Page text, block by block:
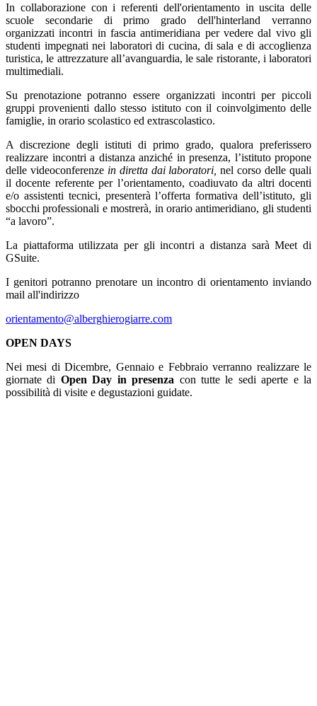
In collaborazione con i referenti dell'orientamento in uscita delle
scuole secondarie di primo grado dell'hinterland verranno
organizzati incontri in fascia antimeridiana per vedere dal vivo gli
studenti impegnati nei laboratori di cucina, di sala e di accoglienza
turistica, le attrezzature all’avanguardia, le sale ristorante, i laboratori
multimediali.
Su prenotazione potranno essere organizzati incontri per piccoli
gruppi provenienti dallo stesso istituto con il coinvolgimento delle
famiglie, in orario scolastico ed extrascolastico.
A discrezione degli istituti di primo grado, qualora preferissero
realizzare incontri a distanza anziché in presenza, l’istituto propone
delle videoconferenze in diretta dai laboratori,nel corso delle quali
il docente referente per l’orientamento, coadiuvato da altri docenti
e/o assistenti tecnici, presenterà l’offerta formativa dell’istituto, gli
sbocchi professionali e mostrerà, in orario antimeridiano, gli studenti
“a lavoro”.
La piattaforma utilizzata per gli incontri a distanza sarà Meet di
GSuite.
I genitori potranno prenotare un incontro di orientamento inviando
mail all'indirizzo
orientamento@alberghierogiarre.com
OPEN DAYS
Nei mesi di Dicembre, Gennaio e Febbraio verranno realizzare le
giornate di Open Day in presenza con tutte le sedi aperte e la
possibilità di visite e degustazioni guidate.